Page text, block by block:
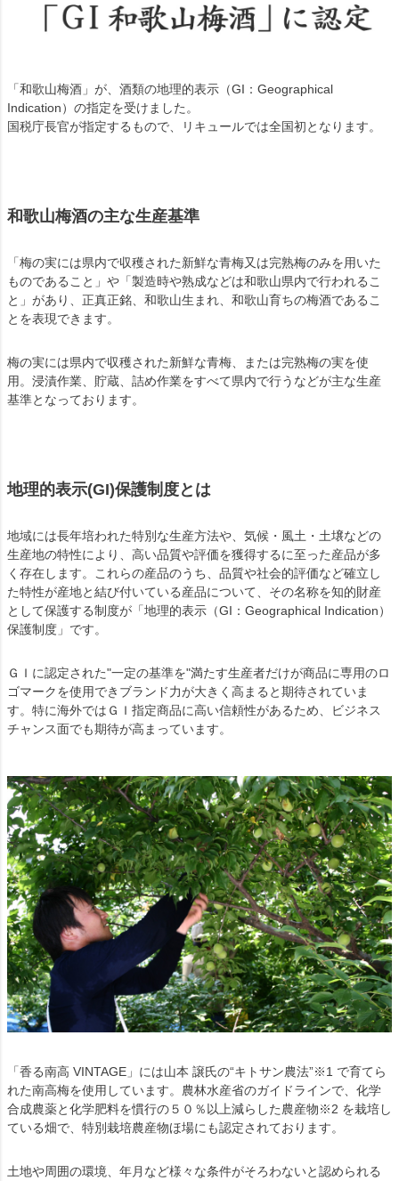
「和歌山梅酒」が、酒類の地理的表示（GI：Geographical
Indication）の指定を受けました。
国税庁長官が指定するもので、リキュールでは全国初となります。
和歌山梅酒の主な生産基準
「梅の実には県内で収穫された新鮮な青梅又は完熟梅のみを用いた
ものであること」や「製造時や熟成などは和歌山県内で行われるこ
と」があり、正真正銘、和歌山生まれ、和歌山育ちの梅酒であるこ
とを表現できます。
梅の実には県内で収穫された新鮮な青梅、または完熟梅の実を使
用。浸漬作業、貯蔵、詰め作業をすべて県内で行うなどが主な生産
基準となっております。
地理的表示(GI)保護制度とは
地域には長年培われた特別な生産方法や、気候・風土・土壌などの
生産地の特性により、高い品質や評価を獲得するに至った産品が多
く存在します。これらの産品のうち、品質や社会的評価など確立し
た特性が産地と結び付いている産品について、その名称を知的財産
として保護する制度が「地理的表示（GI：Geographical Indication）
保護制度」です。
ＧＩに認定された"一定の基準を"満たす生産者だけが商品に専用のロ
ゴマークを使用できブランド力が大きく高まると期待されていま
す。特に海外ではＧＩ指定商品に高い信頼性があるため、ビジネス
チャンス面でも期待が高まっています。
「香る南高 VINTAGE」には山本 譲氏の“キトサン農法”※1 で育てら
れた南高梅を使用しています。農林水産省のガイドラインで、化学
合成農薬と化学肥料を慣行の５０％以上減らした農産物※2 を栽培し
ている畑で、特別栽培農産物ほ場にも認定されております。
土地や周囲の環境、年月など様々な条件がそろわないと認められる